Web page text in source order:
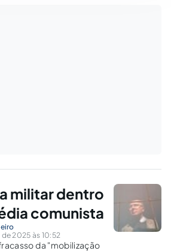
militar dentro
comunista
2025 às 10:52
da "mobilização